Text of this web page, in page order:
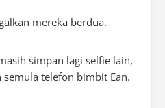
mereka berdua.
simpan lagi selﬁe lain,
semula telefon bimbit Ean.